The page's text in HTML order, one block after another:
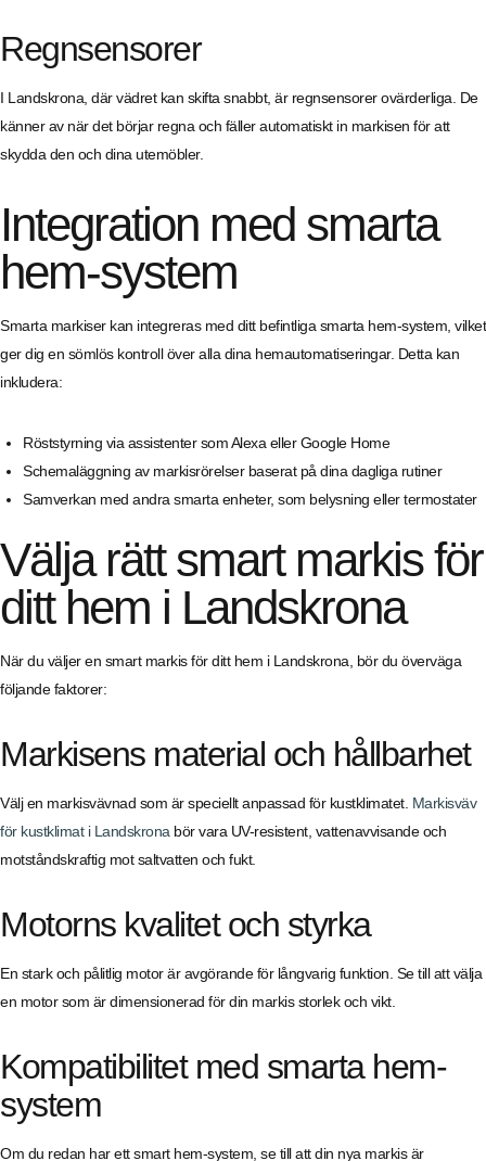
Regnsensorer
I Landskrona, där vädret kan skifta snabbt, är regnsensorer ovärderliga. De
känner av när det börjar regna och fäller automatiskt in markisen för att
skydda den och dina utemöbler.
Integration med smarta
hem-system
Smarta markiser kan integreras med ditt befintliga smarta hem-system, vilket
ger dig en sömlös kontroll över alla dina hemautomatiseringar. Detta kan
inkludera:
Röststyrning via assistenter som Alexa eller Google Home
Schemaläggning av markisrörelser baserat på dina dagliga rutiner
Samverkan med andra smarta enheter, som belysning eller termostater
Välja rätt smart markis för
ditt hem i Landskrona
När du väljer en smart markis för ditt hem i Landskrona, bör du överväga
följande faktorer:
Markisens material och hållbarhet
Välj en markisvävnad som är speciellt anpassad för kustklimatet. Markisväv
för kustklimat i Landskrona bör vara UV-resistent, vattenavvisande och
motståndskraftig mot saltvatten och fukt.
Motorns kvalitet och styrka
En stark och pålitlig motor är avgörande för långvarig funktion. Se till att välja
en motor som är dimensionerad för din markis storlek och vikt.
Kompatibilitet med smarta hem-
system
Om du redan har ett smart hem-system, se till att din nya markis är